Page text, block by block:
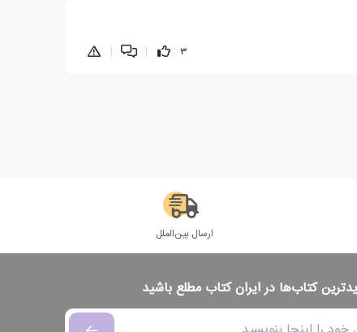
3
|
|
ارسال بین‌الملل
کتاب‌ها در ایران کتاب مطلع باشید